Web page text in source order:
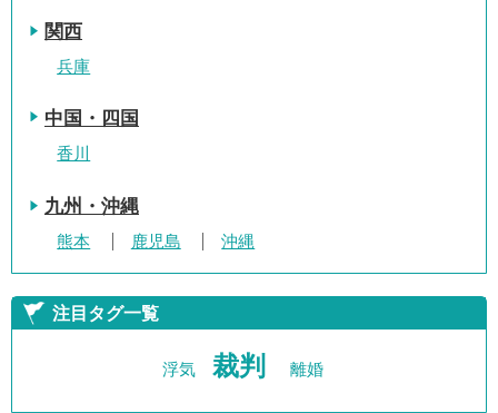
関西
兵庫
中国・四国
香川
九州・沖縄
熊本 鹿児島 沖縄
注目タグ一覧
浮気 裁判 離婚